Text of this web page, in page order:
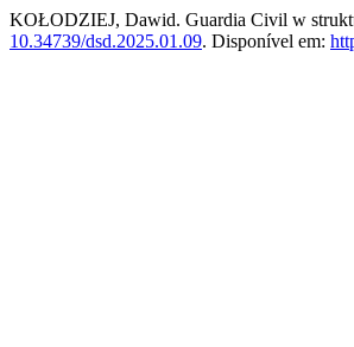
KOŁODZIEJ, Dawid. Guardia Civil w
10.34739/dsd.2025.01.09. Disponível em: